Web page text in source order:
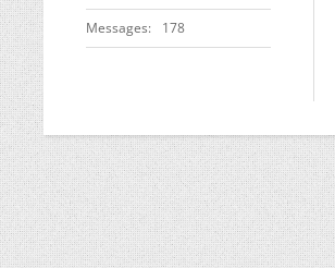
Messages 178